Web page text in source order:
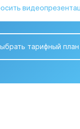
тарифный план